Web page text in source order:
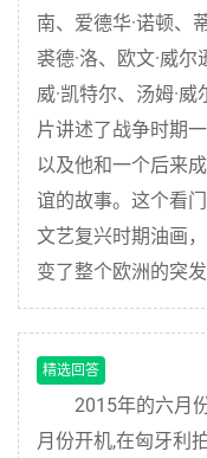
南、爱德华·诺顿、
裘德·洛、欧文·威
威·凯特尔、汤姆·
片讲述了战争时期
以及他和一个后来
谊的故事。这个看
文艺复兴时期油画
变了整个欧洲的突发
精选回答
2015年的六月
月份开机,在匈牙利